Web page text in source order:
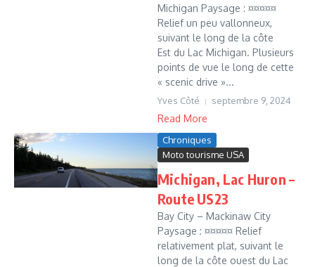
Michigan Paysage : ¤¤¤¤¤
Relief un peu vallonneux,
suivant le long de la côte
Est du Lac Michigan. Plusieurs
points de vue le long de cette
« scenic drive »...
Yves Côté septembre 9, 2024
Read More
Chroniques
Moto tourisme USA
Michigan, Lac Huron –
Route US23
Bay City – Mackinaw City
Paysage : ¤¤¤¤¤ Relief
relativement plat, suivant le
long de la côte ouest du Lac